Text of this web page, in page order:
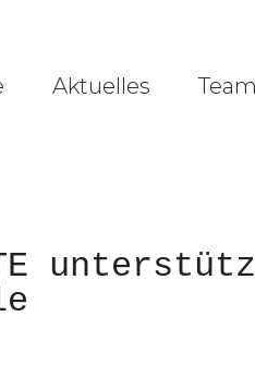
Aktuelles Team